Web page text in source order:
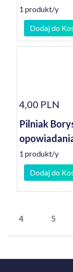
1 produkt/y
Dodaj do
4,00 PLN
Pilniak
1 produkt/y
Dodaj do
4 5